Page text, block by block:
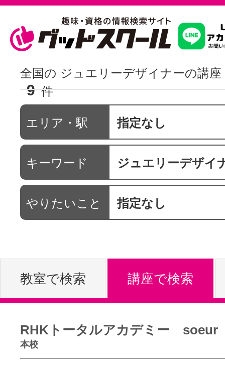
習いたいこ
スクールを
駅・路線か
通信講座を
やりたいこ
特集をみる
全国の ジュエリーデザイナーの講
9 件
エリア・駅 指定なし
キーワード ジュエリーデザイ
やりたいこと 指定なし
教室で検索 講座で検索
RHKトータルアカデミー soeur
本校